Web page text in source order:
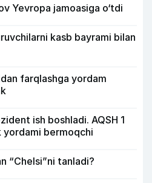
Yevropa jamoasiga o‘tdi
kasb bayrami bilan
farqlashga yordam
ish boshladi. AQSH 1
bermoqchi
“Chelsi”ni tanladi?